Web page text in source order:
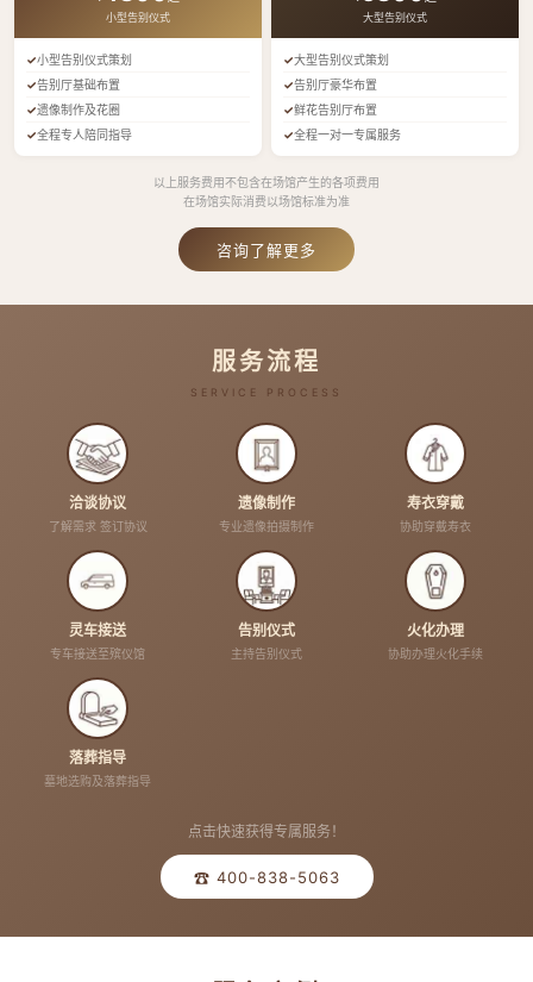
小型告别仪式
小型告别仪式策划
告别厅基础布置
遗像制作及花圈
全程专人陪同指导
大型告别仪式
大型告别仪式策划
告别厅豪华布置
鲜花告别厅布置
全程一对一专属服务
以上服务费用不包含在场馆产生的各项费用
在场馆实际消费以场馆标准为准
咨询了解更多
服务流程
SERVICE PROCESS
洽谈协议
了解需求 签订协议
遗像制作
专业遗像拍摄制作
寿衣穿戴
协助穿戴寿衣
灵车接送
专车接送至殡仪馆
告别仪式
主持告别仪式
火化办理
协助办理火化手续
落葬指导
墓地选购及落葬指导
点击快速获得专属服务！
☎ 400-838-5063